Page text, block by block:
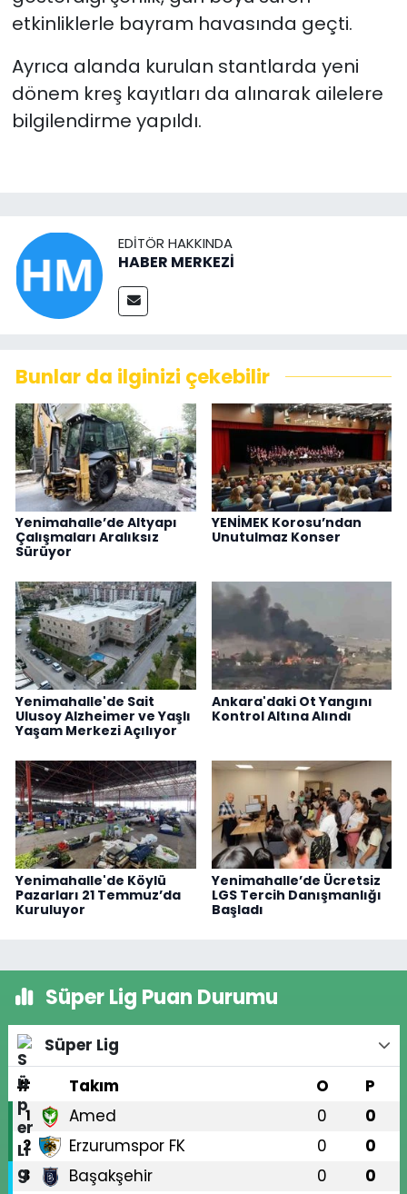
etkinliklerle bayram havasında geçti.
Ayrıca alanda kurulan stantlarda yeni
dönem kreş kayıtları da alınarak ailelere
bilgilendirme yapıldı.
EDITÖR HAKKINDA
HABER MERKEZİ
Bunlar da ilginizi çekebilir
Yenimahalle’de Altyapı
Çalışmaları Aralıksız
Sürüyor
YENİMEK Korosu’ndan
Unutulmaz Konser
Yenimahalle'de Sait
Ulusoy Alzheimer ve Yaşlı
Yaşam Merkezi Açılıyor
Ankara'daki Ot Yangını
Kontrol Altına Alındı
Yenimahalle'de Köylü
Pazarları 21 Temmuz’da
Kuruluyor
Yenimahalle’de Ücretsiz
LGS Tercih Danışmanlığı
Başladı
Süper Lig Puan Durumu
Süper Lig
#
Takım O P
1 Amed 0 0
2 Erzurumspor FK 0 0
3 Başakşehir 0 0